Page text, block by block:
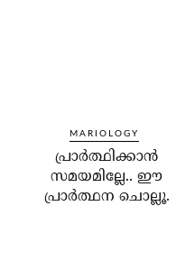
MARIOLOGY
പ്രാര്‍ത്ഥിക്കാന്‍
സമയമില്ലേ.. ഈ
പ്രാര്‍ത്ഥന ചൊല്ലൂ.